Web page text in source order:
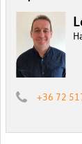
+36 72